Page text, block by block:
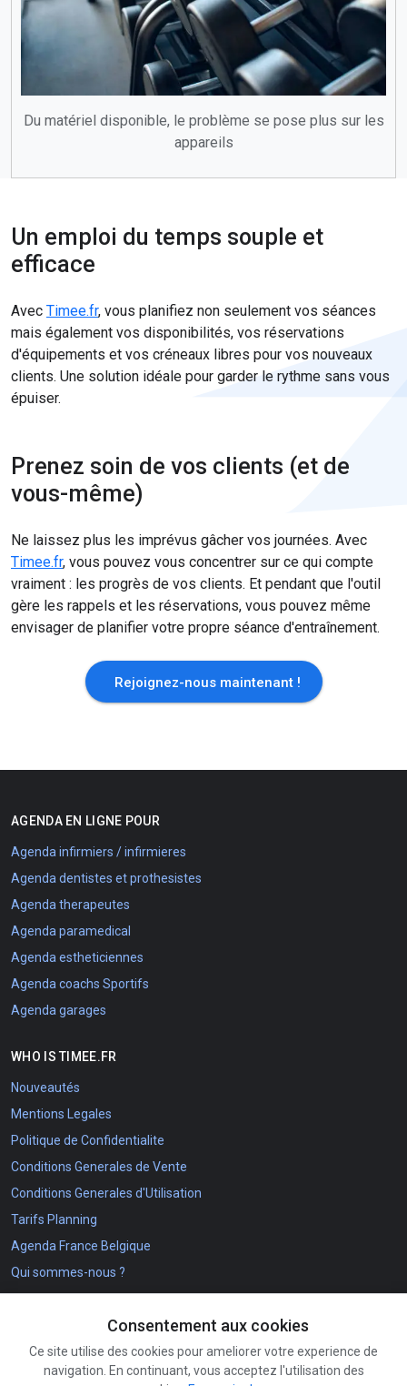
Consentement aux cookies
Ce site utilise des cookies pour ameliorer votre experience de
navigation. En continuant, vous acceptez l'utilisation des
Du matériel disponible, le problème se pose plus sur les
appareils
Un emploi du temps souple et
efficace
Avec Timee.fr, vous planifiez non seulement vos séances
mais également vos disponibilités, vos réservations
d'équipements et vos créneaux libres pour vos nouveaux
clients. Une solution idéale pour garder le rythme sans vous
épuiser.
Prenez soin de vos clients (et de
vous-même)
Ne laissez plus les imprévus gâcher vos journées. Avec
Timee.fr, vous pouvez vous concentrer sur ce qui compte
vraiment : les progrès de vos clients. Et pendant que l'outil
gère les rappels et les réservations, vous pouvez même
envisager de planifier votre propre séance d'entraînement.
Rejoignez-nous maintenant !
AGENDA EN LIGNE POUR
Agenda infirmiers / infirmieres
Agenda dentistes et prothesistes
Agenda therapeutes
Agenda paramedical
Agenda estheticiennes
Agenda coachs Sportifs
Agenda garages
WHO IS TIMEE.FR
Nouveautés
Mentions Legales
Politique de Confidentialite
Conditions Generales de Vente
Conditions Generales d'Utilisation
Tarifs Planning
Agenda France Belgique
Qui sommes-nous ?
The Timee.fr project
NOS COORDONNEES
Comment s'inscrire ?